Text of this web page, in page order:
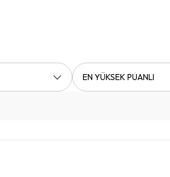
EN YÜKSEK PUANLI